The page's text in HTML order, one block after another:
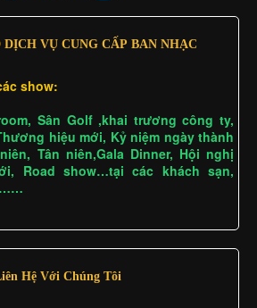
DỊCH VỤ CUNG CẤP BAN NHẠC
show:
Sân Golf ,khai trương công ty,
hiệu mới, Kỷ niệm ngày thành
Tân niên,Gala Dinner, Hội nghị
Road show…tại các khách sạn,
Hệ Với Chúng Tôi